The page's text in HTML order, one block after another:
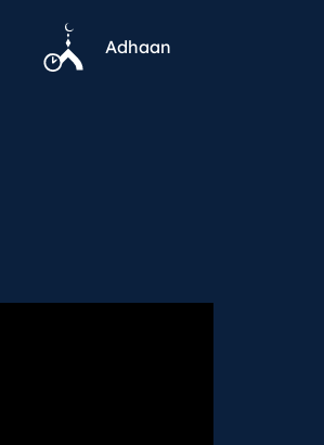
Adhaan